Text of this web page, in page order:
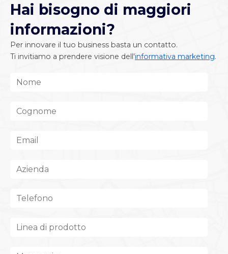
Hai bisogno di maggiori
informazioni?
Per innovare il tuo business basta un contatto.
Ti invitiamo a prendere visione dell'informativa marketing.